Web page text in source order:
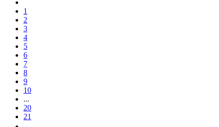
1
2
3
4
5
6
7
8
9
10
...
20
21